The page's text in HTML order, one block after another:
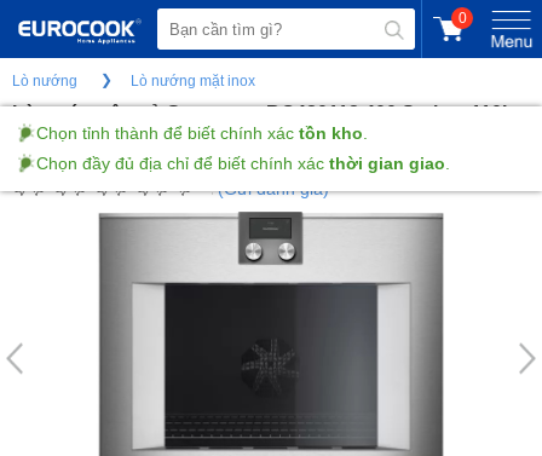
0
Chọn tỉnh thành để biết chính xác tồn kho
Chọn đầy đủ địa chỉ để biết chính xác thời gian giao
Lò nướng Lò nướng mặt inox
Lò nướng âm tủ Gaggenau BO480112 400 Series- 110L -
Làm sạch nhiệt phân - Bản lề cửa bên phải
(Gửi đánh giá)